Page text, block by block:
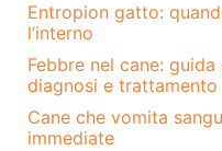
Entropion gatto:
l’interno
Febbre nel cane:
diagnosi e trattamento
Cane che vomita
immediate